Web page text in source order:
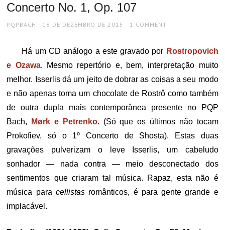
Concerto No. 1, Op. 107
AUTHOR
PQPBACH
POSTED
18 DE DEZEMBRO DE 2015 1 COMMENT
Há um CD análogo a este gravado por Rostropovich
e Ozawa. Mesmo repertório e, bem, interpretação muito
melhor. Isserlis dá um jeito de dobrar as coisas a seu modo
e não apenas toma um chocolate de Rostrô como também
de outra dupla mais contemporânea presente no PQP
Bach,
Mørk e Petrenko. (Só que os últimos não tocam
Prokofiev, só o 1º Concerto de Shosta). Estas duas
gravações pulverizam o leve Isserlis, um cabeludo
sonhador — nada contra — meio desconectado dos
sentimentos que criaram tal música. Rapaz, esta não é
música para cellistasromânticos, é para gente grande e
implacável.